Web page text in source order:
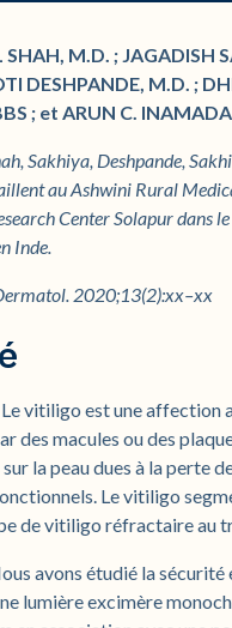
M.D. ; JAGADISH
DESHPANDE, M.D. ;
; et ARUN C.
Sakhiya, Deshpande,
au Ashwini Rural
Center Solapur dans le
Inde.
2020;13(2):xx–xx
Le vitiligo est une affection
des macules ou des
la peau dues à la perte
Le vitiligo
de vitiligo réfractaire au
avons étudié la sécurité
lumière excimère